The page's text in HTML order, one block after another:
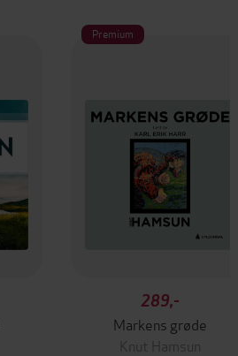
Premium
289,-
Markens grøde
Knut Hamsun